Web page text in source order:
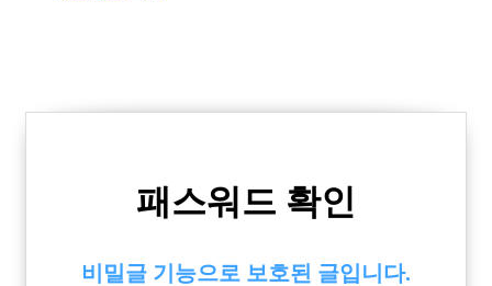
패스워드 확인
비밀글 기능으로 보호된 글입니다.